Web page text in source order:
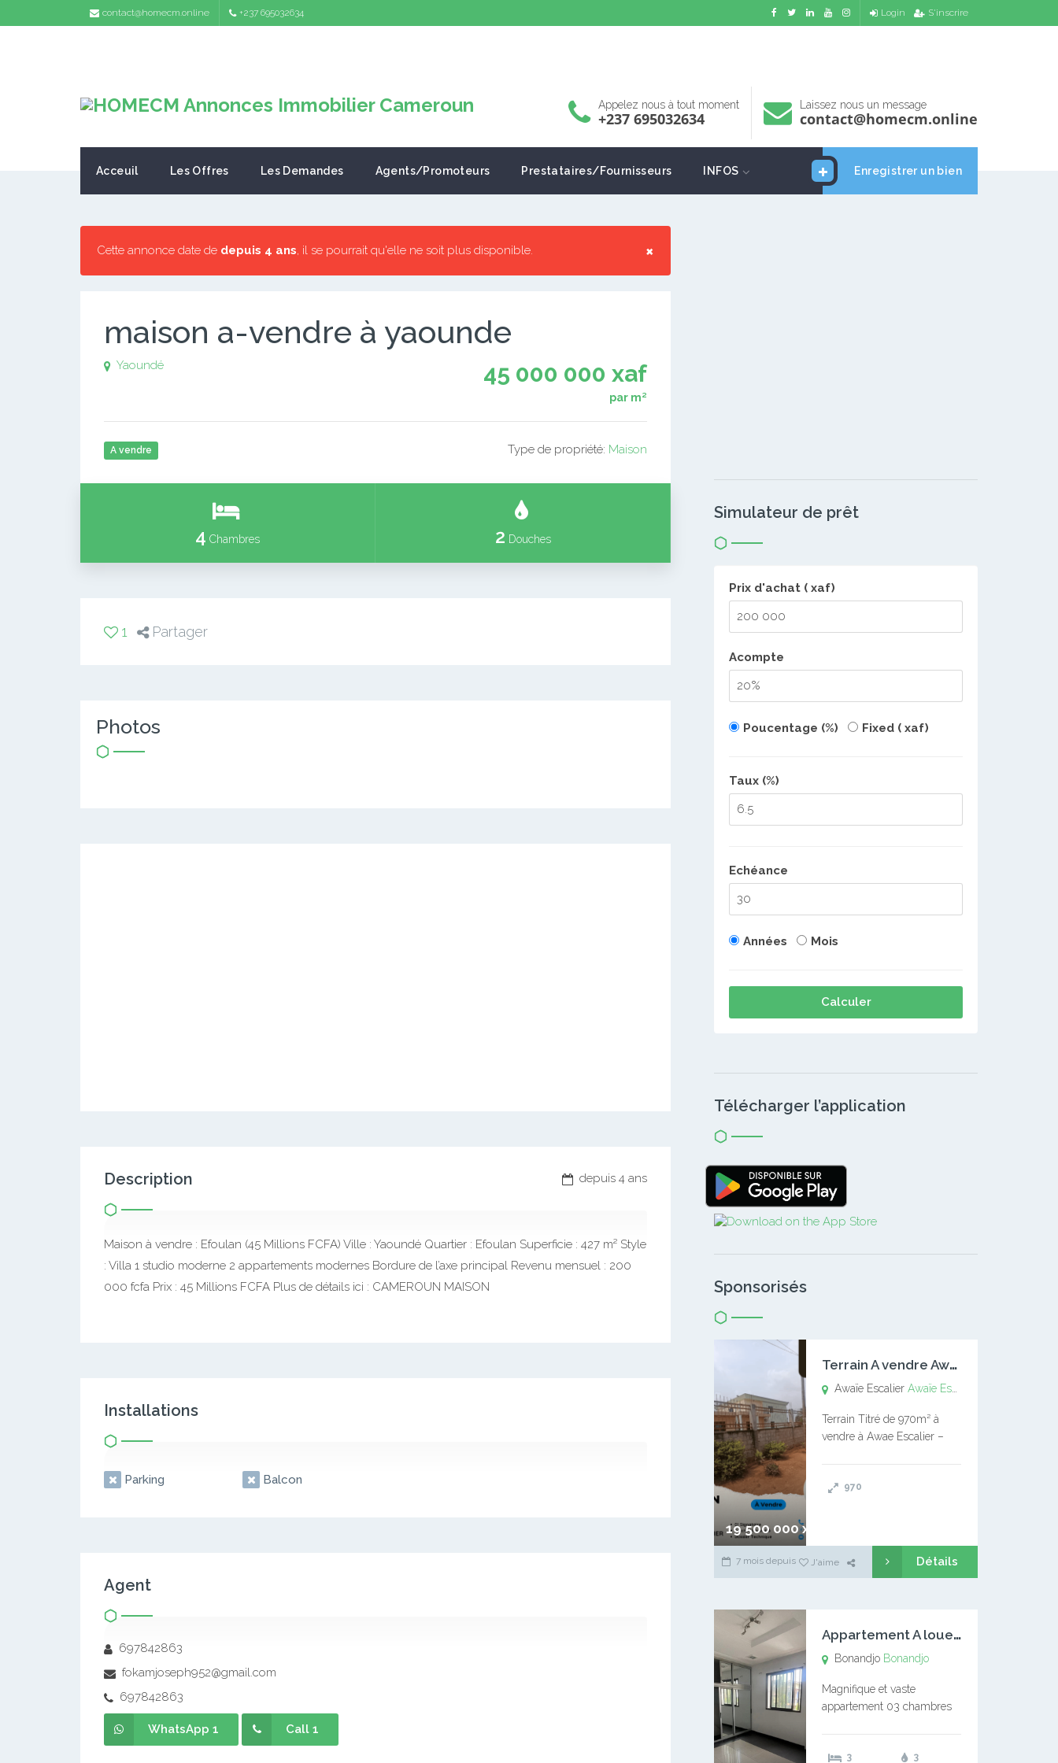
contact@homecm.online +237 695032634 Login S'inscrire
Appelez nous à tout moment
+237 695032634
Laissez nous un message
contact@homecm.online
Enregistrer un bien
Acceuil Les Offres Les Demandes Agents/Promoteurs Prestataires/Fournisseurs INFOS
×
Cette annonce date de depuis 4 ans, il se pourrait qu'elle ne soit plus disponible.
maison a-vendre à yaounde
45 000 000 xaf
par m²
Yaoundé
A vendre Type de propriété: Maison
4 Chambres 2 Douches
1 Partager
Photos
depuis 4 ans
Description
Maison à vendre : Efoulan (45 Millions FCFA) Ville : Yaoundé Quartier : Efoulan Superficie : 427 m² Style
: Villa 1 studio moderne 2 appartements modernes Bordure de l’axe principal Revenu mensuel : 200
000 fcfa Prix : 45 Millions FCFA Plus de détails ici : CAMEROUN MAISON
Installations
Parking Balcon
Agent
697842863
fokamjoseph952@gmail.com
697842863
WhatsApp 1 Call 1
Simulateur de prêt
Prix d'achat ( xaf)
Acompte
Poucentage (%) Fixed ( xaf)
Taux (%)
Echéance
Années Mois
Calculer
Télécharger l’application
Sponsorisés
19 500 000 xaf
T
errain A vendre Awaïe Escalier
Awaïe EscalierAwaïe Escalier
Terrain Titré de 970m² à
vendre à Awae Escalier –
l’Université Catholique –
970
7 mois depuis J'aime Détails
A
ppartement A louer Bonandjo
Bonandjo Bonandjo
Magnifique et vaste
appartement 03 chambres
douches 01 vaste salon 01
3
3